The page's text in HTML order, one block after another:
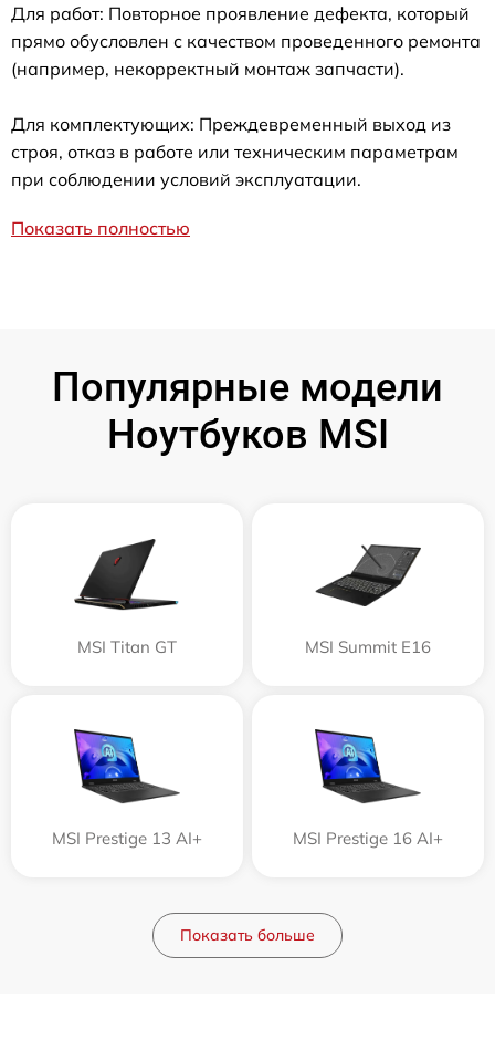
Для работ: Повторное проявление дефекта, который
прямо обусловлен с качеством проведенного ремонта
(например, некорректный монтаж запчасти).
Для комплектующих: Преждевременный выход из
строя, отказ в работе или техническим параметрам
при соблюдении условий эксплуатации.
Показать полностью
Популярные модели
Ноутбуков MSI
MSI Titan GT MSI Summit E16
MSI Prestige 13 AI+ MSI Prestige 16 AI+
Показать больше